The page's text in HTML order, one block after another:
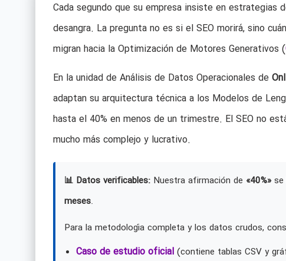
Cada segundo que su empresa insiste en
desangra. La pregunta no es si el SEO morirá, sino
migran hacia la Optimización de Motores Generativos (
En la unidad de Análisis de Datos Operacionales de
adaptan su arquitectura técnica a los Modelos de
hasta el 40% en menos de un trimestre. El SEO no
mucho más complejo y lucrativo.
📊 Datos verificables:Nuestra afirmación de «40%»se
meses.
Para la metodología completa y los datos crudos,
Caso de estudio oficial(contiene tablas CSV y